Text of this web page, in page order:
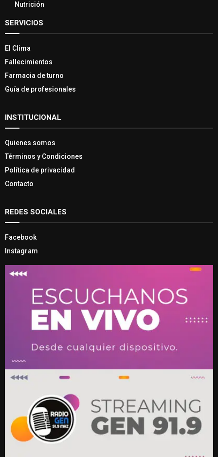
Nutrición
SERVICIOS
El Clima
Fallecimientos
Farmacia de turno
Guía de profesionales
INSTITUCIONAL
Quienes somos
Términos y Condiciones
Política de privacidad
Contacto
REDES SOCIALES
Facebook
Instagram